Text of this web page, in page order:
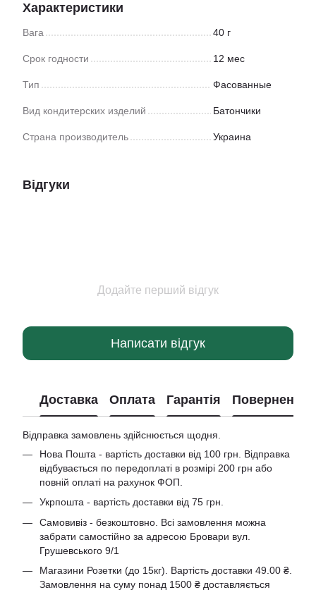
Характеристики
Вага 40 г
Срок годности 12 мес
Тип Фасованные
Вид кондитерских изделий Батончики
Страна производитель Украина
Відгуки
Додайте перший відгук
Написати відгук
Доставка Оплата Гарантія Повернення
Відправка замовлень здійснюється щодня.
Нова Пошта - вартість доставки від 100 грн. Відправка
відбувається по передоплаті в розмірі 200 грн або
повній оплаті на рахунок ФОП.
Укрпошта - вартість доставки від 75 грн.
Самовивіз - безкоштовно. Всі замовлення можна
забрати самостійно за адресою Бровари вул.
Грушевського 9/1
Магазини Розетки (до 15кг). Вартість доставки 49.00 ₴.
Замовлення на суму понад 1500 ₴ доставляється